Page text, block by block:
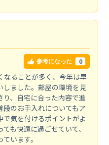
参考になった 0
なることが多く、今年は早
しました。部屋の環境を見
、自宅に合った内容で進
のお手入れについてもア
で気を付けるポイントがよ
も快適に過ごせていて、
います。